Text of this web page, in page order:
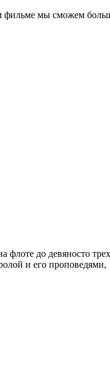
фильме мы сможем
до девяносто
и его